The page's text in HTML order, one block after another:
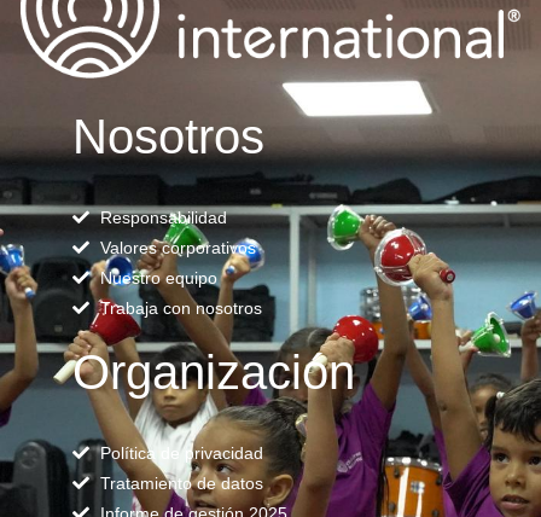
Nosotros
Responsabilidad
Valores corporativos
Nuestro equipo
Trabaja con nosotros
Organización
Política de privacidad
Tratamiento de datos